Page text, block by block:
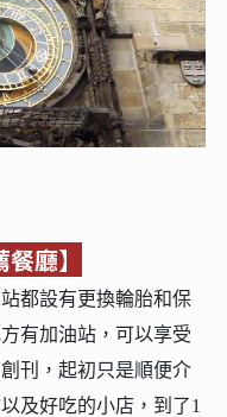
廳】
都設有更換輪胎和保
有加油站，可以享受
刊，起初只是順便介
及好吃的小店，到了1